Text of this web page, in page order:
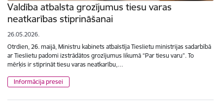
Valdība atbalsta grozījumus tiesu varas
neatkarības stiprināšanai
26.05.2026.
Otrdien, 26. maijā, Ministru kabinets atbalstīja Tieslietu ministrijas sadarbībā
ar Tieslietu padomi izstrādātos grozījumus likumā “Par tiesu varu”. To
mērķis ir stiprināt tiesu varas neatkarību,…
Informācija presei